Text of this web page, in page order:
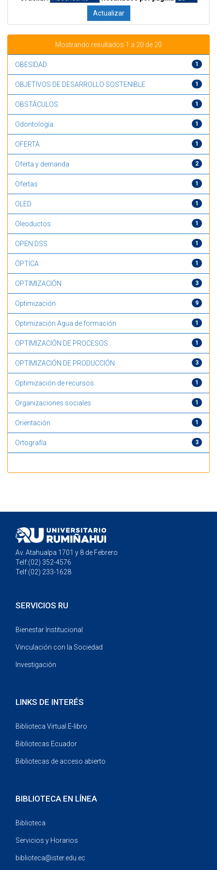
Mostrando resultados 1 a 20 de 20
OBESIDAD 1
OBJETIVOS DE DESARROLLO SOSTENIBLE 1
OBSTÁCULOS 1
Odontología 1
OFERTA 1
Oferta y demanda 2
Ofertas 1
OLED 1
Oleoductos 1
OPEN DSS 1
ÓPTICA 1
OPTIMIZACIÓN 3
Optimización 9
Optimización Agua de formación 1
OPTIMIZACIÓN DE PROCESOS 1
OPTIMIZACIÓN DE PRODUCCIÓN 3
Optimización de recursos 1
Organizaciones sociales 1
Orientación 1
Ortografía 3
Av. Atahualpa 1701 y 8 de Febrero
Telf:(02) 352-4576
Telf:(02) 233-1628
SERVICIOS RU
Bienestar Institucional
Vinculación con la Sociedad
Investigación
LINKS DE INTERÉS
Biblioteca Virtual E-libro
Bibliotecas Ecuador
Bibliotecas de acceso abierto
BIBLIOTECA EN LÍNEA
Biblioteca
Servicios y Horarios
biblioteca@ister.edu.ec